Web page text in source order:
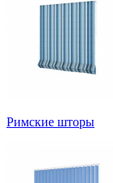
Римские шторы